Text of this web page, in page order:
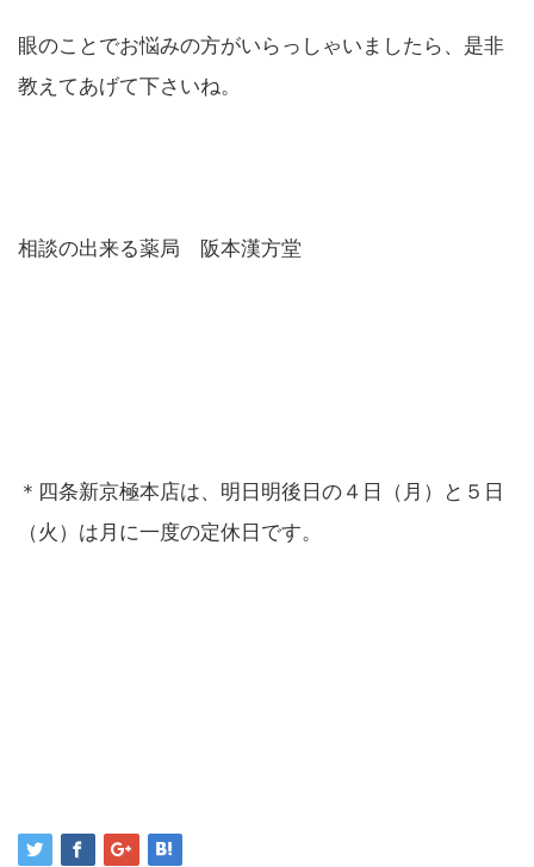
眼のことでお悩みの方がいらっしゃいましたら、是非
教えてあげて下さいね。
相談の出来る薬局 阪本漢方堂
＊四条新京極本店は、明日明後日の４日（月）と５日
（火）は月に一度の定休日です。